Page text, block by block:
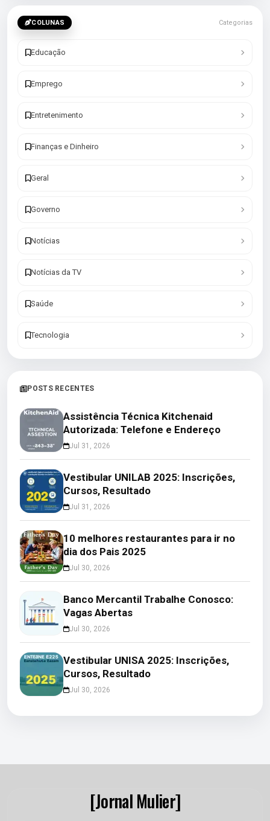
COLUNAS Categorias
Educação
Emprego
Entretenimento
Finanças e Dinheiro
Geral
Governo
Notícias
Notícias da TV
Saúde
Tecnologia
POSTS RECENTES
Assistência Técnica Kitchenaid
Autorizada: Telefone e Endereço
Jul 31, 2026
Vestibular UNILAB 2025: Inscrições,
Cursos, Resultado
Jul 31, 2026
10 melhores restaurantes para ir no
dia dos Pais 2025
Jul 30, 2026
Banco Mercantil Trabalhe Conosco:
Vagas Abertas
Jul 30, 2026
Vestibular UNISA 2025: Inscrições,
Cursos, Resultado
Jul 30, 2026
[Jornal Mulier]